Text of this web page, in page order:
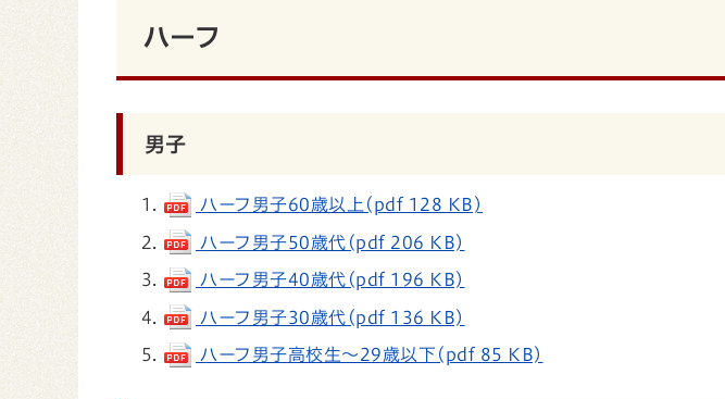
ハーフ
男子
ハーフ男子60歳以上(pdf 128 KB)
ハーフ男子50歳代(pdf 206 KB)
ハーフ男子40歳代(pdf 196 KB)
ハーフ男子30歳代(pdf 136 KB)
ハーフ男子高校生～29歳以下(pdf 85 KB)